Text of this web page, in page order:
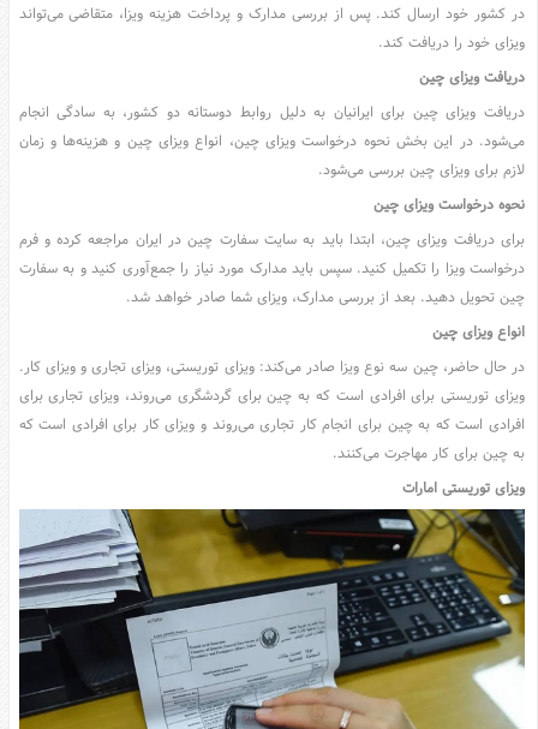
در کشور خود ارسال کند. پس از بررسی مدارک و پرداخت هزینه ویزا، متقاضی می‌تواند
ویزای خود را دریافت کند.
دریافت ویزای چین
دریافت ویزای چین برای ایرانیان به دلیل روابط دوستانه دو کشور، به سادگی انجام
می‌شود. در این بخش نحوه درخواست ویزای چین، انواع ویزای چین و هزینه‌ها و زمان
لازم برای ویزای چین بررسی می‌شود.
نحوه درخواست ویزای چین
برای دریافت ویزای چین، ابتدا باید به سایت سفارت چین در ایران مراجعه کرده و فرم
درخواست ویزا را تکمیل کنید. سپس باید مدارک مورد نیاز را جمع‌آوری کنید و به سفارت
چین تحویل دهید. بعد از بررسی مدارک، ویزای شما صادر خواهد شد.
انواع ویزای چین
در حال حاضر، چین سه نوع ویزا صادر می‌کند: ویزای توریستی، ویزای تجاری و ویزای کار.
ویزای توریستی برای افرادی است که به چین برای گردشگری می‌روند، ویزای تجاری برای
افرادی است که به چین برای انجام کار تجاری می‌روند و ویزای کار برای افرادی است که
به چین برای کار مهاجرت می‌کنند.
ویزای توریستی امارات